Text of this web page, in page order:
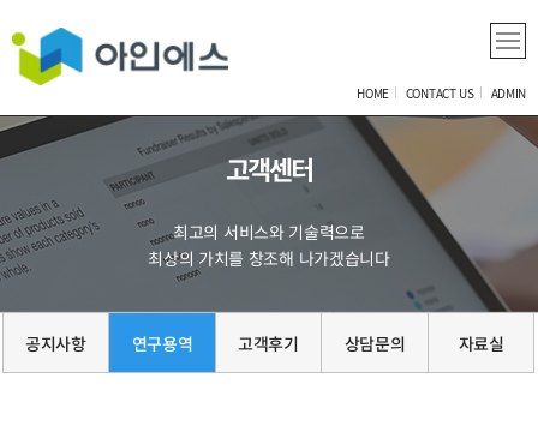
HOME CONTACT US ADMIN
고객센터
최고의 서비스와 기술력으로
최상의 가치를 창조해 나가겠습니다
공지사항 연구용역 고객후기 상담문의 자료실